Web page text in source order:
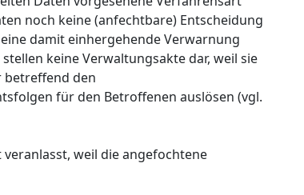
noch keine (anfechtbare) Entscheidung
damit einhergehende Verwarnung
keine Verwaltungsakte dar, weil sie
betreffend den
für den Betroffenen auslösen (vgl.
weil die angefochtene